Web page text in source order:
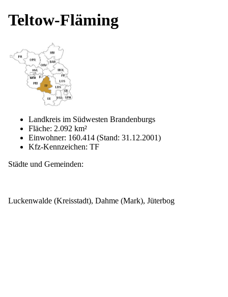
Teltow-Fläming
Landkreis im Südwesten Brandenburgs
Fläche: 2.092 km²
Einwohner: 160.414 (Stand: 31.12.2001)
Kfz-Kennzeichen: TF
Städte und Gemeinden:
Luckenwalde (Kreisstadt), Dahme (Mark), Jüterbog